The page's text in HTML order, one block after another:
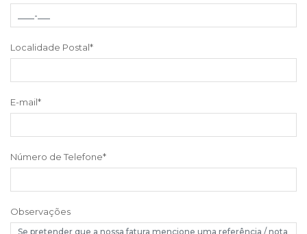
Localidade Postal*
E-mail*
Número de Telefone*
Observações